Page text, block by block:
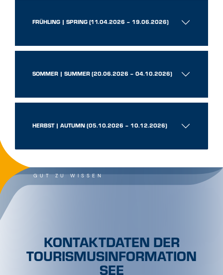
FRÜHLING | SPRING (11.04.2026 – 19.06.2026)
SOMMER | SUMMER (20.06.2026 – 04.10.2026)
HERBST | AUTUMN (05.10.2026 – 10.12.2026)
GUT ZU WISSEN
KONTAKTDATEN DER
TOURISMUSINFORMATION